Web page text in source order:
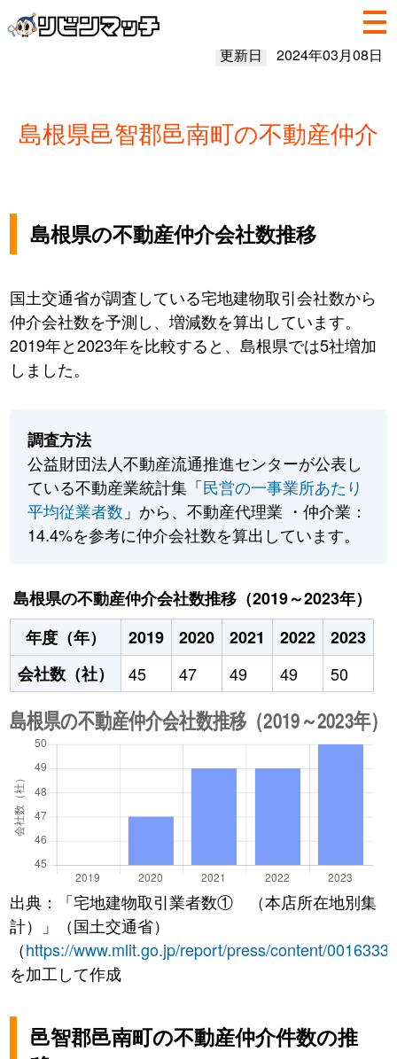
更新日 2024年03月08日
島根県邑智郡邑南町の不動産仲介
島根県の不動産仲介会社数推移
国土交通省が調査している宅地建物取引会社数から
仲介会社数を予測し、増減数を算出しています。
2019年と2023年を比較すると、島根県では5社増加
しました。
調査方法
公益財団法人不動産流通推進センターが公表し
ている不動産業統計集「民営の一事業所あたり
平均従業者数 」から、不動産代理業 ・仲介業：
14.4%を参考に仲介会社数を算出しています。
島根県の不動産仲介会社数推移（2019～2023年）
年度（年）
2019 2020 2021 2022
2023
会社数（社）
45 47 49 49 50
出典：「宅地建物取引業者数① （本店所在地別集
計）」（国土交通省）
（https://www.mlit.go.jp/report/press/content/
を加工して作成
邑智郡邑南町の不動産仲介件数の推